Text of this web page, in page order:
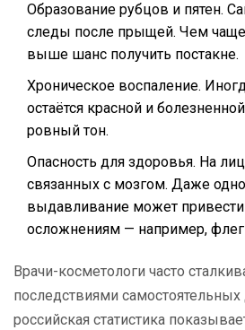
Образование рубцов и пятен.
следы после прыщей. Чем чаще
выше шанс получить постакне.
Хроническое воспаление.
остаётся красной и
ровный тон.
Опасность для здоровья. На
связанных с мозгом. Даже
выдавливание может
осложнениям — например,
Врачи-косметологи часто
последствиями
российская статистика